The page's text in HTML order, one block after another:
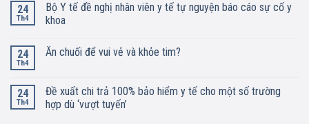
24
Th4
Bộ Y tế đề nghị nhân viên y tế tự nguyện báo cáo sự cố y
khoa
24
Th4
Ăn chuối để vui vẻ và khỏe tim?
24
Th4
Đề xuất chi trả 100% bảo hiểm y tế cho một số trường
hợp dù ‘vượt tuyến’